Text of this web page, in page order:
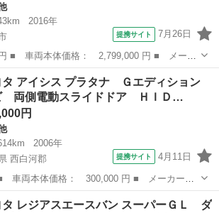
2016年
提携サイト 7月26日
名： レジアスエースバン ■ グレード
パＧＬマルチロルトランスポタタイプＩＩ
その他
タ アイシス プラタナ Ｇエディション
両側電動スライドドア ＨＩＤ…
円
2006年
西白河郡
提携サイト 4月11日
： アイシス ■ グレード名： プラタナ
側電動スライドドア ＨＩＤ キーレスエ
その他
タ レジアスエースバン スーパーＧＬ ダ